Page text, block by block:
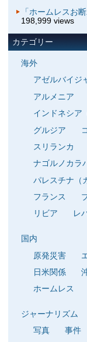
「ホームレスお
198,999 views
カテゴリー
海外
アゼルバイジ
アルメニア
インドネシア
グルジア
スリランカ
ナゴルノカラ
パレスチナ（
フランス
リビア
レ
国内
原発災害
日米関係
ホームレス
ジャーナリズム
写真
事件